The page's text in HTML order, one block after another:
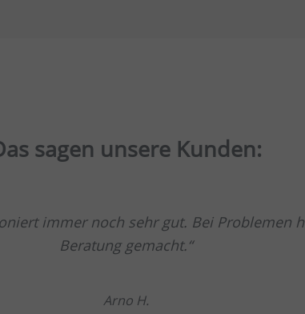
sagen unsere Kunden:
immer noch sehr gut. Bei Problemen
Beratung gemacht.
Arno H.